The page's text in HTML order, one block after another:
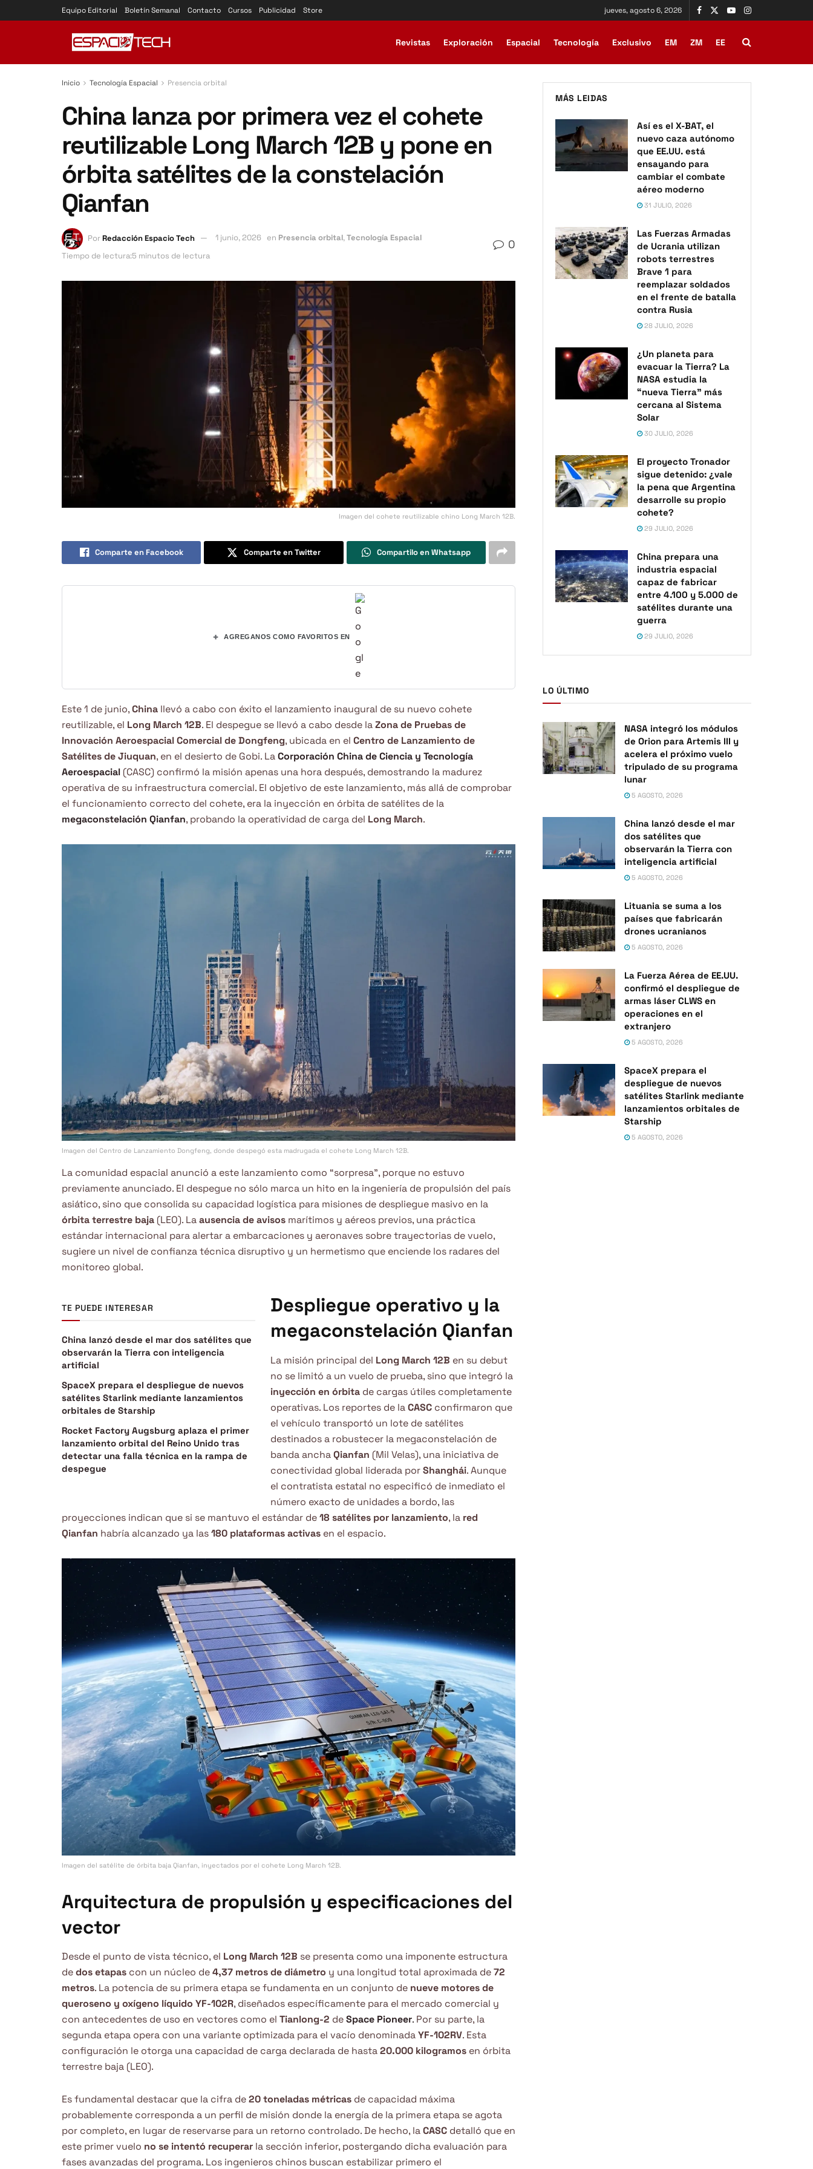
Equipo Editorial Boletín Semanal Contacto Cursos Publicidad Store jueves, agosto 6, 2026
Revistas Exploración Espacial Tecnología Exclusivo EM ZM EE
Inicio Tecnología Espacial Presencia orbital
China lanza por primera vez el cohete
reutilizable Long March 12B y pone en
órbita satélites de la constelación
Qianfan
PorRedacción Espacio Tech 1 junio, 2026 en Presencia orbital,Tecnología Espacial
Tiempo de lectura:5 minutos de lectura
0
Imagen del cohete reutilizable chino Long March 12B.
Comparte en Facebook Comparte en Twitter Compartilo en Whatsapp
+ AGREGANOS COMO FAVORITOS EN
Este 1 de junio,China llevó a cabo con éxito el lanzamiento inaugural de su nuevo cohete
reutilizable, el Long March 12B. El despegue se llevó a cabo desde laZona de Pruebas de
Innovación Aeroespacial Comercial de Dongfeng, ubicada en el Centro de Lanzamiento de
Satélites de Jiuquan, en el desierto de Gobi. LaCorporación China de Ciencia y Tecnología
Aeroespacial (CASC) confirmó la misión apenas una hora después, demostrando la madurez
operativa de su infraestructura comercial. El objetivo de este lanzamiento, más allá de comprobar
el funcionamiento correcto del cohete, era la inyección en órbita de satélites de la
megaconstelación Qianfan, probando la operatividad de carga del Long March.
Imagen del Centro de Lanzamiento Dongfeng, donde despegó esta madrugada el cohete Long March 12B.
La comunidad espacial anunció a este lanzamiento como “sorpresa”, porque no estuvo
previamente anunciado. El despegue no sólo marca un hito en la ingeniería de propulsión del país
asiático, sino que consolida su capacidad logística para misiones de despliegue masivo en la
órbita terrestre baja (LEO). Laausencia de avisos marítimos y aéreos previos, una práctica
estándar internacional para alertar a embarcaciones y aeronaves sobre trayectorias de vuelo,
sugiere un nivel de confianza técnica disruptivo y un hermetismo que enciende los radares del
monitoreo global.
TE PUEDE INTERESAR
China lanzó desde el mar dos satélites que
observarán la Tierra con inteligencia
artificial
SpaceX prepara el despliegue de nuevos
satélites Starlink mediante lanzamientos
orbitales de Starship
Rocket Factory Augsburg aplaza el primer
lanzamiento orbital del Reino Unido tras
detectar una falla técnica en la rampa de
despegue
Despliegue operativo y la
megaconstelación Qianfan
La misión principal del Long March 12B en su debut
no se limitó a un vuelo de prueba, sino que integró la
inyección en órbita de cargas útiles completamente
operativas. Los reportes de laCASC confirmaron que
el vehículo transportó un lote de satélites
destinados a robustecer la megaconstelación de
banda anchaQianfan (Mil Velas), una iniciativa de
conectividad global liderada porShanghái. Aunque
el contratista estatal no especificó de inmediato el
número exacto de unidades a bordo, las
proyecciones indican que si se mantuvo el estándar de18 satélites por lanzamiento, la red
Qianfan habría alcanzado ya las180 plataformas activas en el espacio.
Imagen del satélite de órbita baja Qianfan, inyectados por el cohete Long March 12B.
Arquitectura de propulsión y especificaciones del
vector
Desde el punto de vista técnico, el Long March 12B se presenta como una imponente estructura
dedos etapas con un núcleo de4,37 metros de diámetro y una longitud total aproximada de72
metros. La potencia de su primera etapa se fundamenta en un conjunto de nueve motores de
queroseno y oxígeno líquido YF-102R, diseñados específicamente para el mercado comercial y
con antecedentes de uso en vectores como el Tianlong-2 deSpace Pioneer. Por su parte, la
segunda etapa opera con una variante optimizada para el vacío denominadaYF-102RV. Esta
configuración le otorga una capacidad de carga declarada de hasta20.000 kilogramos en órbita
terrestre baja (LEO).
Es fundamental destacar que la cifra de20 toneladas métricas de capacidad máxima
probablemente corresponda a un perfil de misión donde la energía de la primera etapa se agota
por completo, en lugar de reservarse para un retorno controlado. De hecho, laCASC detalló que en
este primer vuelo no se intentó recuperar la sección inferior, postergando dicha evaluación para
fases avanzadas del programa. Los ingenieros chinos buscan estabilizar primero el
MÁS LEIDAS
Así es el X-BAT, el
nuevo caza autónomo
que EE.UU. está
ensayando para
cambiar el combate
aéreo moderno
31 JULIO, 2026
Las Fuerzas Armadas
de Ucrania utilizan
robots terrestres
Brave 1 para
reemplazar soldados
en el frente de batalla
contra Rusia
28 JULIO, 2026
¿Un planeta para
evacuar la Tierra? La
NASA estudia la
“nueva Tierra” más
cercana al Sistema
Solar
30 JULIO, 2026
El proyecto Tronador
sigue detenido: ¿vale
la pena que Argentina
desarrolle su propio
cohete?
29 JULIO, 2026
China prepara una
industria espacial
capaz de fabricar
entre 4.100 y 5.000 de
satélites durante una
guerra
29 JULIO, 2026
LO ÚLTIMO
NASA integró los módulos
de Orion para Artemis III y
acelera el próximo vuelo
tripulado de su programa
lunar
5 AGOSTO, 2026
China lanzó desde el mar
dos satélites que
observarán la Tierra con
inteligencia artificial
5 AGOSTO, 2026
Lituania se suma a los
países que fabricarán
drones ucranianos
5 AGOSTO, 2026
La Fuerza Aérea de EE.UU.
confirmó el despliegue de
armas láser CLWS en
operaciones en el
extranjero
5 AGOSTO, 2026
SpaceX prepara el
despliegue de nuevos
satélites Starlink mediante
lanzamientos orbitales de
Starship
5 AGOSTO, 2026